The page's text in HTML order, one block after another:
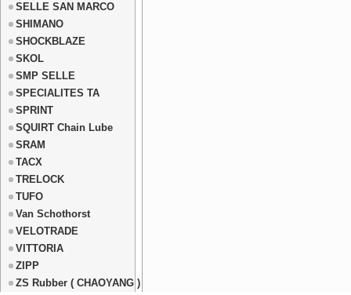
SELLE SAN MARCO
SHIMANO
SHOCKBLAZE
SKOL
SMP SELLE
SPECIALITES TA
SPRINT
SQUIRT Chain Lube
SRAM
TACX
TRELOCK
TUFO
Van Schothorst
VELOTRADE
VITTORIA
ZIPP
ZS Rubber ( CHAOYANG )